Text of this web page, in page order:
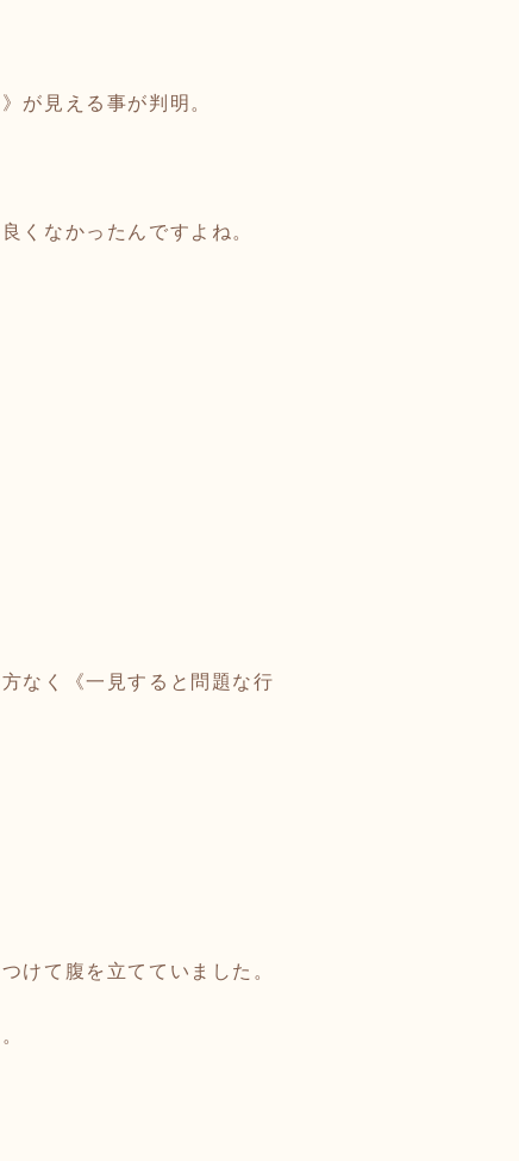
が見える事が判明。
くなかったんですよね。
なく《一見すると問題な行
けて腹を立てていました。